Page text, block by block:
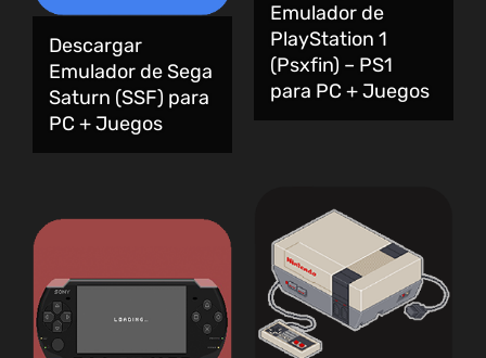
Descargar
Emulador de Sega
Saturn (SSF) para
PC + Juegos
Emulador de
PlayStation 1
(Psxfin) – PS1
para PC + Juegos